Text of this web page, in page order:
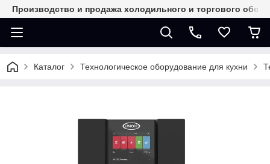
Производство и продажа холодильного и торгового
Каталог Технологическое оборудование для кухни